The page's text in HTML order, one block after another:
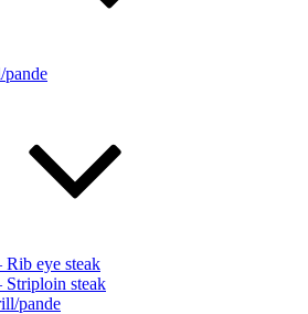
eye steak
Striploin steak
pande